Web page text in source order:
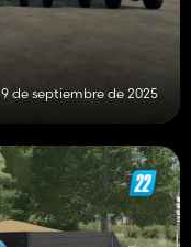
9 de septiembre de 2025